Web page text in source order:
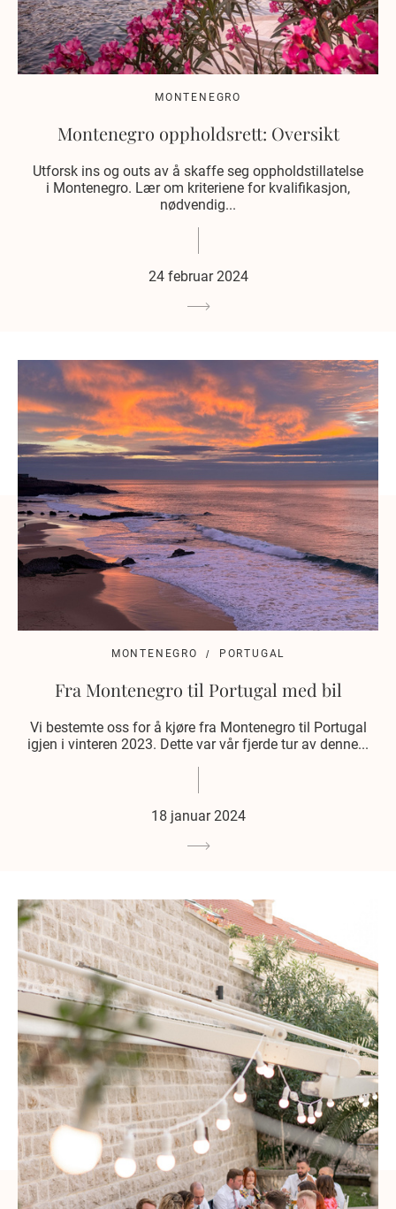
MONTENEGRO
Montenegro oppholdsrett: Oversikt
Utforsk ins og outs av å skaffe seg oppholdstillatelse
i Montenegro. Lær om kriteriene for kvalifikasjon,
nødvendig...
24 februar 2024
MONTENEGRO PORTUGAL
Fra Montenegro til Portugal med bil
Vi bestemte oss for å kjøre fra Montenegro til Portugal
igjen i vinteren 2023. Dette var vår fjerde tur av denne...
18 januar 2024